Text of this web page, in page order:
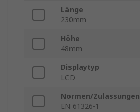
Länge
230mm
Höhe
48mm
Displaytyp
LCD
Normen/Zulassungen
EN 61326-1